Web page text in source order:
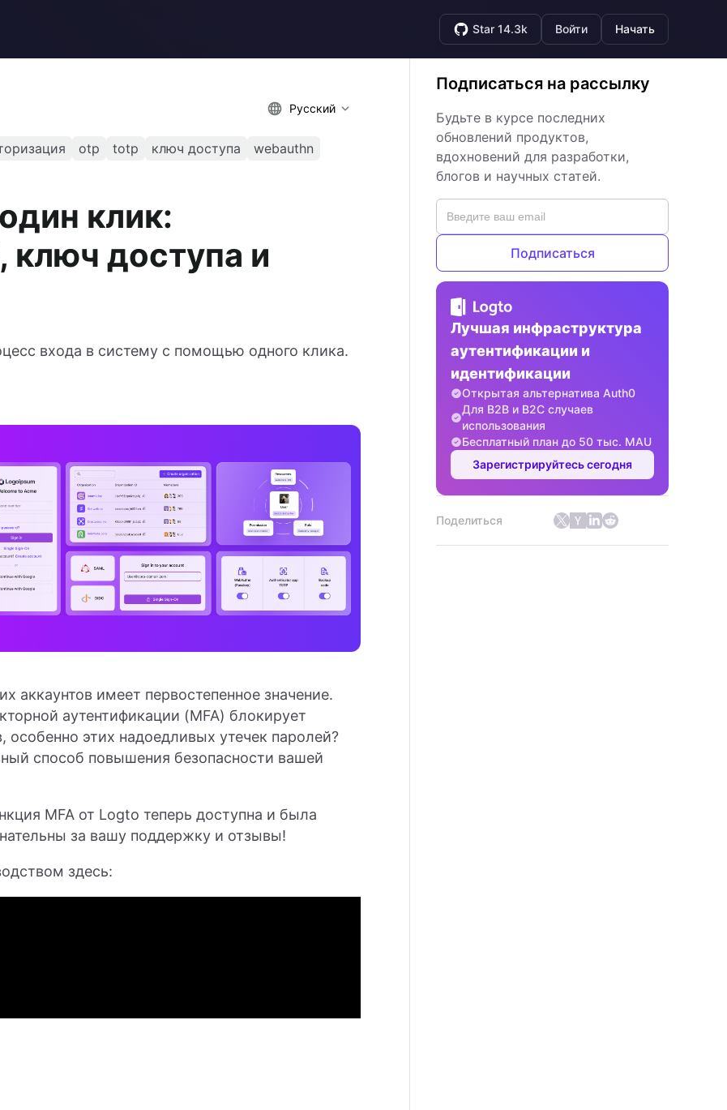
Star 14.3k Войти Начать
Русский
otp totp ключ доступа webauthn
клик:
ключ доступа и
входа в систему с помощью одного клика.
аккаунтов имеет первостепенное значение.
аутентификации (MFA) блокирует
этих надоедливых утечек паролей?
способ повышения безопасности вашей
MFA от Logto теперь доступна и была
за вашу поддержку и отзывы!
здесь:
Подписаться на рассылку
Будьте в курсе последних
обновлений продуктов,
вдохновений для разработки,
блогов и научных статей.
Подписаться
Лучшая инфраструктура
аутентификации и
идентификации
Открытая альтернатива Auth0
Для B2B и B2C случаев
использования
Бесплатный план до 50 тыс. MAU
Зарегистрируйтесь сегодня
Поделиться